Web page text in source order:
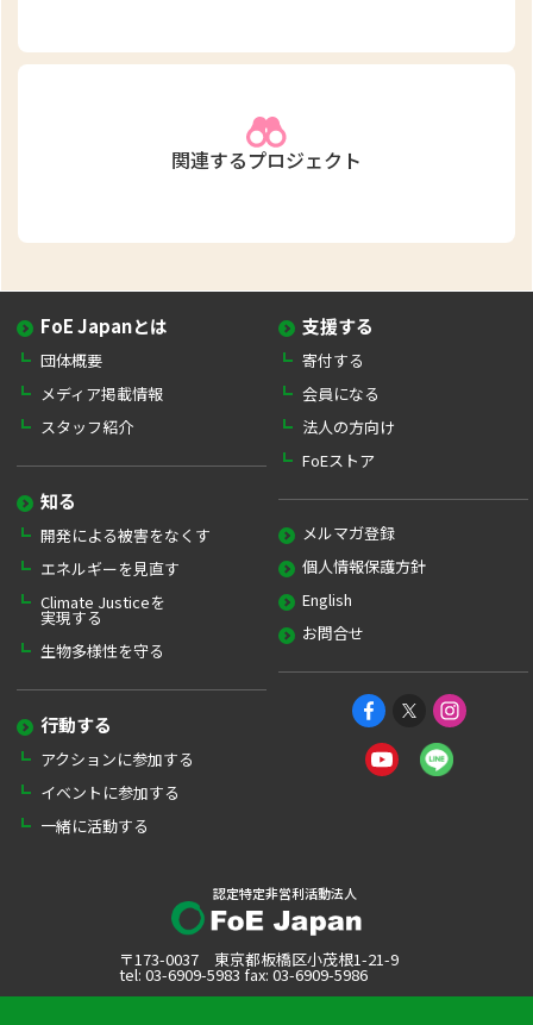
関連するプロジェクト
FoE Japanとは
団体概要
メディア掲載情報
スタッフ紹介
知る
開発による被害をなくす
エネルギーを見直す
Climate Justiceを
実現する
生物多様性を守る
行動する
アクションに参加する
イベントに参加する
一緒に活動する
支援する
寄付する
会員になる
法人の方向け
FoEストア
メルマガ登録
個人情報保護方針
English
お問合せ
認定特定非営利活動法人
〒173-0037 東京都板橋区小茂根1-21-9
tel: 03-6909-5983 fax: 03-6909-5986